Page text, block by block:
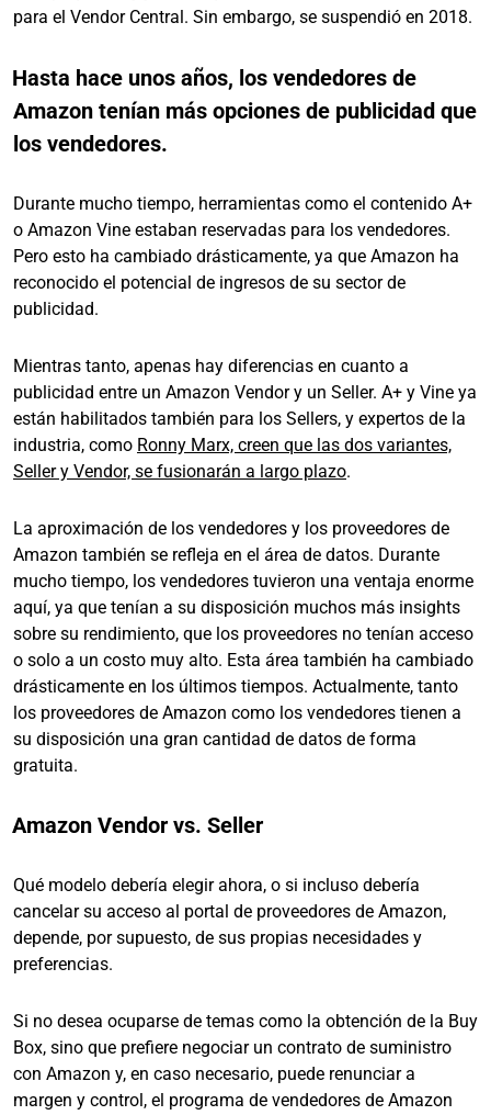
para el Vendor Central. Sin embargo, se suspendió en 2018.
Hasta hace unos años, los vendedores de
Amazon tenían más opciones de publicidad que
los vendedores.
Durante mucho tiempo, herramientas como el contenido A+
o Amazon Vine estaban reservadas para los vendedores.
Pero esto ha cambiado drásticamente, ya que Amazon ha
reconocido el potencial de ingresos de su sector de
publicidad.
Mientras tanto, apenas hay diferencias en cuanto a
publicidad entre un Amazon Vendor y un Seller. A+ y Vine ya
están habilitados también para los Sellers, y expertos de la
industria, como Ronny Marx, creen que las dos variantes,
Seller y Vendor, se fusionarán a largo plazo.
La aproximación de los vendedores y los proveedores de
Amazon también se refleja en el área de datos. Durante
mucho tiempo, los vendedores tuvieron una ventaja enorme
aquí, ya que tenían a su disposición muchos más insights
sobre su rendimiento, que los proveedores no tenían acceso
o solo a un costo muy alto. Esta área también ha cambiado
drásticamente en los últimos tiempos. Actualmente, tanto
los proveedores de Amazon como los vendedores tienen a
su disposición una gran cantidad de datos de forma
gratuita.
Amazon Vendor vs. Seller
Qué modelo debería elegir ahora, o si incluso debería
cancelar su acceso al portal de proveedores de Amazon,
depende, por supuesto, de sus propias necesidades y
preferencias.
Si no desea ocuparse de temas como la obtención de la Buy
Box, sino que prefiere negociar un contrato de suministro
con Amazon y, en caso necesario, puede renunciar a
margen y control, el programa de vendedores de Amazon